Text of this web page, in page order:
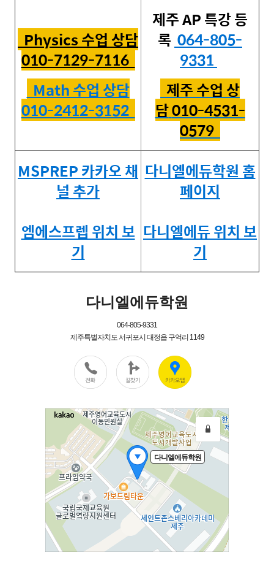
Physics 수업 상담
010-7129-7116
Math 수업 상담
010-2412-3152
제주 AP 특강 등
록 064-805-
9331
제주 수업 상
담010-4531-
0579
MSPREP 카카오 채
널 추가
엠에스프렙 위치 보
기
다니엘에듀학원 홈
페이지
다니엘에듀 위치 보
기